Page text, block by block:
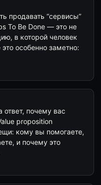
продавать “сервисы”
To Be Done — это не
в которой человек
особенно заметно:
ответ, почему вас
proposition
кому вы помогаете,
и почему это